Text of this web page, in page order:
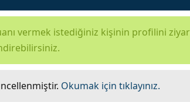
vermek istediğiniz kişinin profilini
Okumak için tıklayınız.